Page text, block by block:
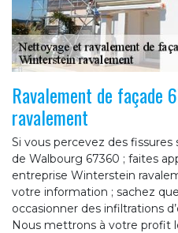
Ravalement de façade
ravalement
Si vous percevez des fissures
de Walbourg 67360 ; faites
entreprise Winterstein
votre information ; sachez
occasionner des infiltrations
Nous mettrons à votre profit